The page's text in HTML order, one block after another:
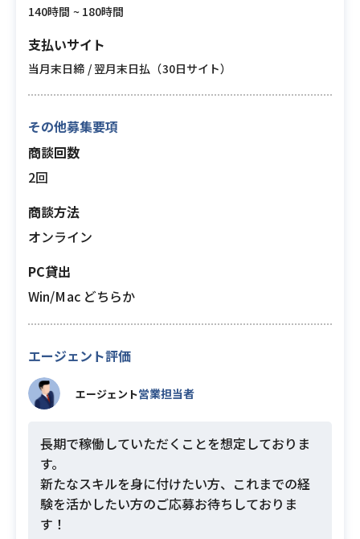
140時間 ~ 180時間
支払いサイト
当月末日締 / 翌月末日払（30日サイト）
その他募集要項
商談回数
2回
商談方法
オンライン
PC貸出
Win/Mac どちらか
エージェント評価
エージェント営業担当者
長期で稼働していただくことを想定しておりま
す。
新たなスキルを身に付けたい方、これまでの経
験を活かしたい方のご応募お待ちしておりま
す！